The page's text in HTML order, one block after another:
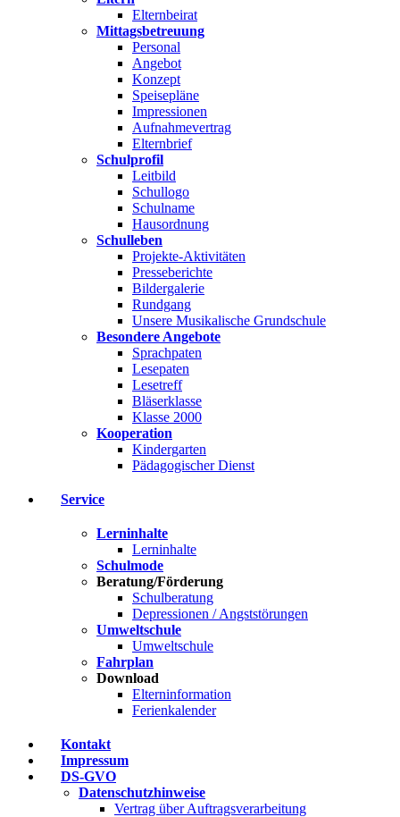
Elternbeirat
Mittagsbetreuung
Personal
Angebot
Konzept
Speisepläne
Impressionen
Aufnahmevertrag
Elternbrief
Schulprofil
Leitbild
Schullogo
Schulname
Hausordnung
Schulleben
Projekte-Aktivitäten
Presseberichte
Bildergalerie
Rundgang
Unsere Musikalische Grundschule
Besondere Angebote
Sprachpaten
Lesepaten
Lesetreff
Bläserklasse
Klasse 2000
Kooperation
Kindergarten
Pädagogischer Dienst
Service
Lerninhalte
Lerninhalte
Schulmode
Beratung/Förderung
Schulberatung
Depressionen / Angststörungen
Umweltschule
Umweltschule
Fahrplan
Download
Elterninformation
Ferienkalender
Kontakt
Impressum
DS-GVO
Datenschutzhinweise
Vertrag über Auftragsverarbeitung